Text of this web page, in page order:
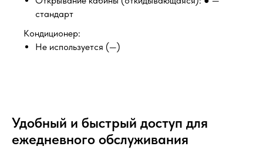
стандарт
Кондиционер:
Не используется (—)
Удобный и быстрый доступ для
ежедневного обслуживания